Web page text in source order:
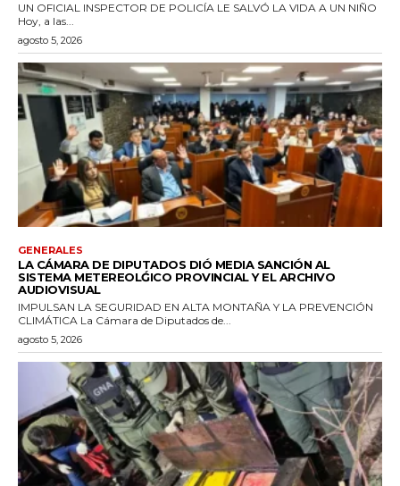
UN OFICIAL INSPECTOR DE POLICÍA LE SALVÓ LA VIDA A UN NIÑO
Hoy, a las...
agosto 5, 2026
GENERALES
LA CÁMARA DE DIPUTADOS DIÓ MEDIA SANCIÓN AL
SISTEMA METEREOLǴICO PROVINCIAL Y EL ARCHIVO
AUDIOVISUAL
IMPULSAN LA SEGURIDAD EN ALTA MONTAÑA Y LA PREVENCIÓN
CLIMÁTICA La Cámara de Diputados de...
agosto 5, 2026